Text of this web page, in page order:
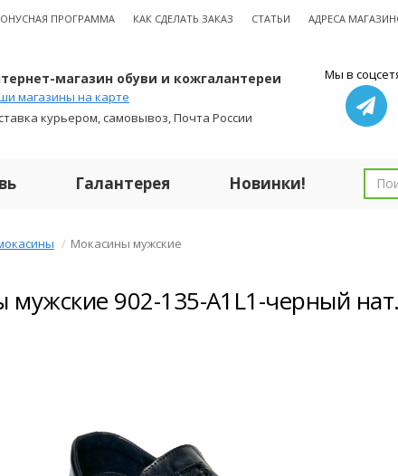
ПРОГРАММА КАК СДЕЛАТЬ ЗАКАЗ СТАТЬИ АДРЕСА
магазин обуви и кожгалантереи
магазины на карте
курьером, самовывоз, Почта России
Мы в
Галантерея Новинки!
Мокасины мужские
мужские 902-135-A1L1-черный